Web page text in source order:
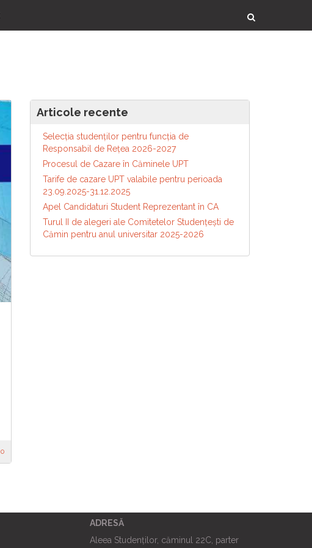
0
Articole recente
Selecția studenților pentru funcția de
Responsabil de Reţea 2026-2027
Procesul de Cazare în Căminele UPT
Tarife de cazare UPT valabile pentru perioada
23.09.2025-31.12.2025
Apel Candidaturi Student Reprezentant în CA
Turul II de alegeri ale Comitetelor Studențești de
Cămin pentru anul universitar 2025-2026
ADRESĂ
Aleea Studenților, căminul 22C, parter